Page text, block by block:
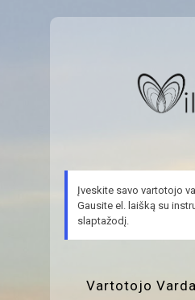
Įveskite savo vartotojo
Gausite el. laišką su
slaptažodį.
Vartotojo